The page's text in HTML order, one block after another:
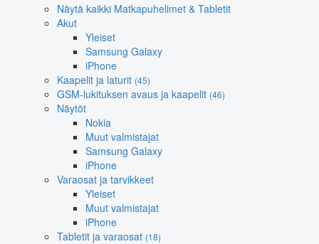
Näytä kaikki Matkapuhelimet & Tabletit
Akut
Yleiset
Samsung Galaxy
iPhone
Kaapelit ja laturit (45)
GSM-lukituksen avaus ja kaapelit (46)
Näytöt
Nokia
Muut valmistajat
Samsung Galaxy
iPhone
Varaosat ja tarvikkeet
Yleiset
Muut valmistajat
iPhone
Tabletit ja varaosat (18)